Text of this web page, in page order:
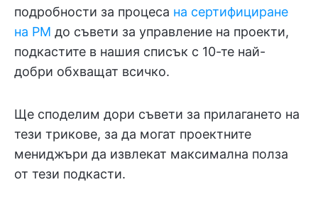
подробности за процеса на сертифициране
на PM до съвети за управление на проекти,
подкастите в нашия списък с 10-те най-
добри обхващат всичко.
Ще споделим дори съвети за прилагането на
тези трикове, за да могат проектните
мениджъри да извлекат максимална полза
от тези подкасти.